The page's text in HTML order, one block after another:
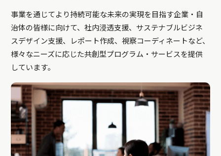
事業を通じてより持続可能な未来の実現を目指す企業・自
治体の皆様に向けて、社内浸透支援、サステナブルビジネ
スデザイン支援、レポート作成、視察コーディネートなど、
様々なニーズに応じた共創型プログラム・サービスを提供
しています。